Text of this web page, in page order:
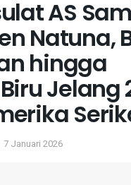
AS
Natuna,
hingga
Jelang
7 Januari 2026